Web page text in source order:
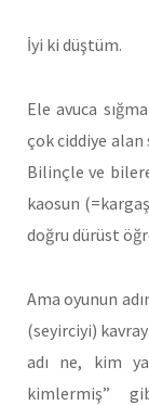
İyi ki düştüm.
Ele avuca
çok ciddiye
Bilinçle ve
kaosun
doğru dürüst
Ama oyunun
(seyirciyi)
adı ne, kim
kimlermiş”